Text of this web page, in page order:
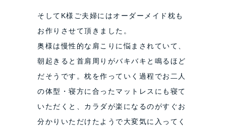
そしてK様ご夫婦にはオーダーメイド枕も
お作りさせて頂きました。
奥様は慢性的な肩こりに悩まされていて、
朝起きると首肩周りがバキバキと鳴るほど
だそうです。枕を作っていく過程でお二人
の体型・寝方に合ったマットレスにも寝て
いただくと、カラダが楽になるのがすぐお
分かりいただけたようで大変気に入ってく